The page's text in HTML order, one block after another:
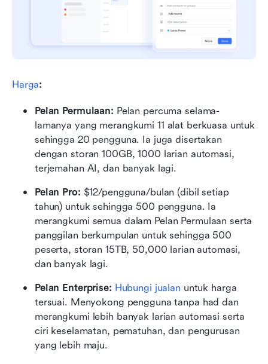
Harga:
Pelan Permulaan: Pelan percuma selama-
lamanya yang merangkumi 11 alat berkuasa untuk
sehingga 20 pengguna. Ia juga disertakan
dengan storan 100GB, 1000 larian automasi,
terjemahan AI, dan banyak lagi.
Pelan Pro: $12/pengguna/bulan (dibil setiap
tahun) untuk sehingga 500 pengguna. Ia
merangkumi semua dalam Pelan Permulaan serta
panggilan berkumpulan untuk sehingga 500
peserta, storan 15TB, 50,000 larian automasi,
dan banyak lagi.
Pelan Enterprise: Hubungi jualan untuk harga
tersuai. Menyokong pengguna tanpa had dan
merangkumi lebih banyak larian automasi serta
ciri keselamatan, pematuhan, dan pengurusan
yang lebih maju.